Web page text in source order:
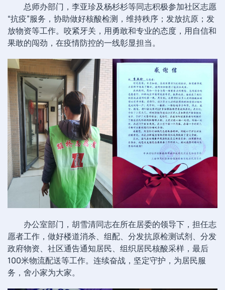
总师办部门，李亚珍及杨杉杉等同志积极参加社区志愿
“抗疫”服务，协助做好核酸检测，维持秩序；发放抗原；发
放物资等工作。咬紧牙关，用勇敢和专业的态度，用自信和
果敢的闯劲，在疫情防控的一线彰显担当。
办公室部门，胡雪清同志在所在居委的领导下，担任志
愿者工作，做好楼道消杀、组配、分发抗原检测试剂、分发
政府物资、社区通告通知居民、组织居民核酸采样，最后
100米物流配送等工作。连续奋战，坚定守护，为居民服
务，舍小家为大家。